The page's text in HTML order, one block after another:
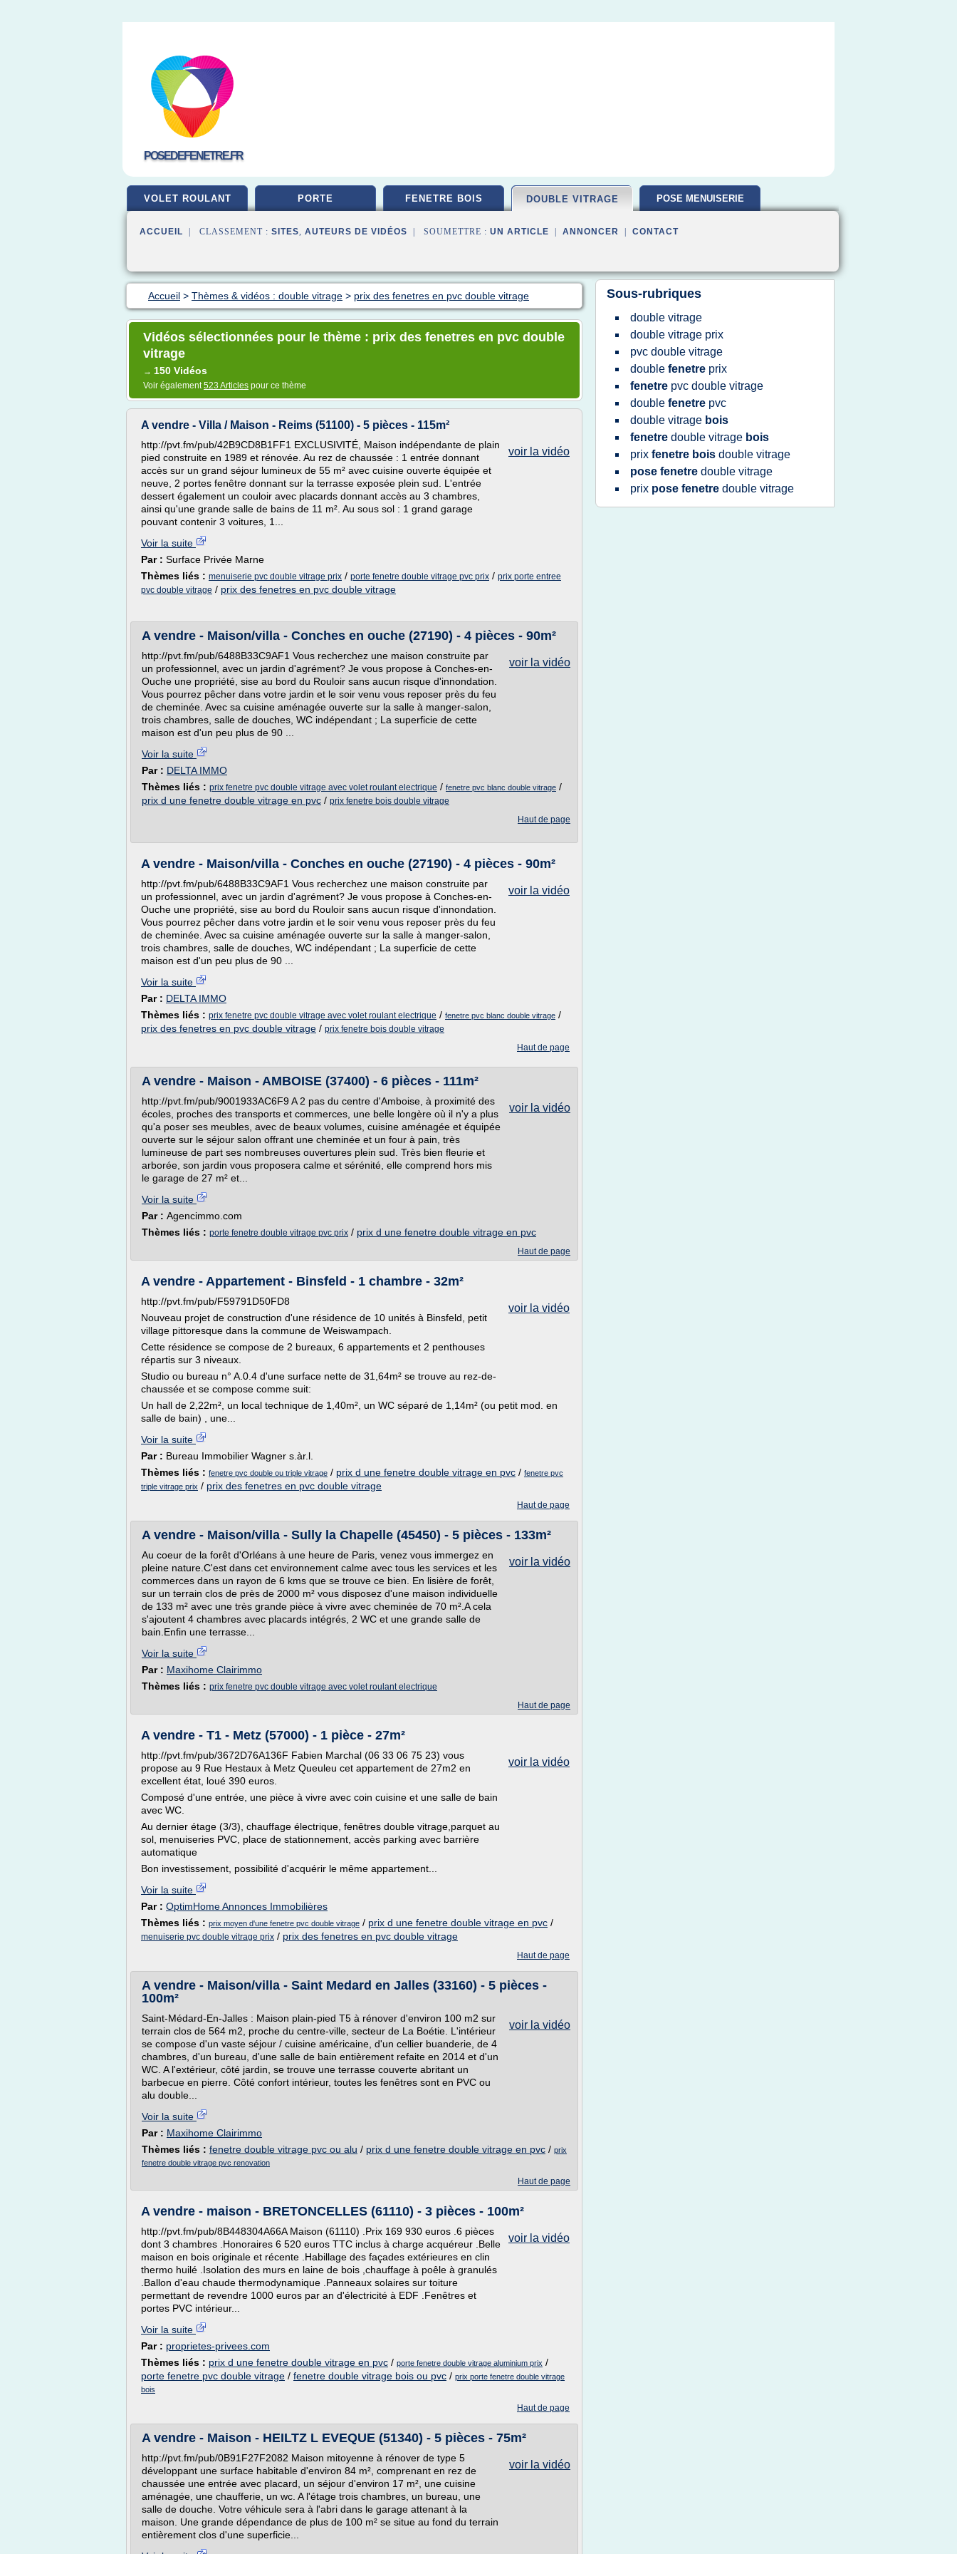
POSEDEFENETRE.FR
VOLET ROULANT PORTE FENETRE BOIS DOUBLE VITRAGE POSE MENUISERIE
ACCUEIL | CLASSEMENT : SITES, AUTEURS DE VIDÉOS | SOUMETTRE : UN ARTICLE ANNONCER CONTACT
Accueil > Thèmes & vidéos : double vitrage > prix des fenetres en pvc double vitrage
Vidéos sélectionnées pour le thème : prix des fenetres en pvc double
vitrage
→ 150 Vidéos
Voir également523 Articles pour ce thème
A vendre - Villa / Maison - Reims (51100) - 5 pièces - 115m²
voir la vidéo
http://pvt.fm/pub/42B9CD8B1FF1 EXCLUSIVITÉ, Maison indépendante de plain
pied construite en 1989 et rénovée. Au rez de chaussée : 1 entrée donnant
accès sur un grand séjour lumineux de 55 m² avec cuisine ouverte équipée et
neuve, 2 portes fenêtre donnant sur la terrasse exposée plein sud. L'entrée
dessert également un couloir avec placards donnant accès au 3 chambres,
ainsi qu'une grande salle de bains de 11 m². Au sous sol : 1 grand garage
pouvant contenir 3 voitures, 1...
Voir la suite
Par : Surface Privée Marne
Thèmes liés : menuiserie pvc double vitrage prix / porte fenetre double vitrage pvc prix / prix porte entree
pvc double vitrage / prix des fenetres en pvc double vitrage
A vendre - Maison/villa - Conches en ouche (27190) - 4 pièces - 90m²
voir la vidéo
http://pvt.fm/pub/6488B33C9AF1 Vous recherchez une maison construite par
un professionnel, avec un jardin d'agrément? Je vous propose à Conches-en-
Ouche une propriété, sise au bord du Rouloir sans aucun risque d'innondation.
Vous pourrez pêcher dans votre jardin et le soir venu vous reposer près du feu
de cheminée. Avec sa cuisine aménagée ouverte sur la salle à manger-salon,
trois chambres, salle de douches, WC indépendant ; La superficie de cette
maison est d'un peu plus de 90 ...
Voir la suite
Par : DELTA IMMO
Thèmes liés : prix fenetre pvc double vitrage avec volet roulant electrique / fenetre pvc blanc double vitrage /
prix d une fenetre double vitrage en pvc / prix fenetre bois double vitrage
Haut de page
A vendre - Maison/villa - Conches en ouche (27190) - 4 pièces - 90m²
voir la vidéo
http://pvt.fm/pub/6488B33C9AF1 Vous recherchez une maison construite par
un professionnel, avec un jardin d'agrément? Je vous propose à Conches-en-
Ouche une propriété, sise au bord du Rouloir sans aucun risque d'innondation.
Vous pourrez pêcher dans votre jardin et le soir venu vous reposer près du feu
de cheminée. Avec sa cuisine aménagée ouverte sur la salle à manger-salon,
trois chambres, salle de douches, WC indépendant ; La superficie de cette
maison est d'un peu plus de 90 ...
Voir la suite
Par : DELTA IMMO
Thèmes liés : prix fenetre pvc double vitrage avec volet roulant electrique / fenetre pvc blanc double vitrage /
prix des fenetres en pvc double vitrage / prix fenetre bois double vitrage
Haut de page
A vendre - Maison - AMBOISE (37400) - 6 pièces - 111m²
voir la vidéo
http://pvt.fm/pub/9001933AC6F9 A 2 pas du centre d'Amboise, à proximité des
écoles, proches des transports et commerces, une belle longère où il n'y a plus
qu'a poser ses meubles, avec de beaux volumes, cuisine aménagée et équipée
ouverte sur le séjour salon offrant une cheminée et un four à pain, très
lumineuse de part ses nombreuses ouvertures plein sud. Très bien fleurie et
arborée, son jardin vous proposera calme et sérénité, elle comprend hors mis
le garage de 27 m² et...
Voir la suite
Par : Agencimmo.com
Thèmes liés : porte fenetre double vitrage pvc prix / prix d une fenetre double vitrage en pvc
Haut de page
A vendre - Appartement - Binsfeld - 1 chambre - 32m²
voir la vidéo
http://pvt.fm/pub/F59791D50FD8
Nouveau projet de construction d'une résidence de 10 unités à Binsfeld, petit
village pittoresque dans la commune de Weiswampach.
Cette résidence se compose de 2 bureaux, 6 appartements et 2 penthouses
répartis sur 3 niveaux.
Studio ou bureau n° A.0.4 d'une surface nette de 31,64m² se trouve au rez-de-
chaussée et se compose comme suit:
Un hall de 2,22m², un local technique de 1,40m², un WC séparé de 1,14m² (ou petit mod. en
salle de bain) , une...
Voir la suite
Par : Bureau Immobilier Wagner s.àr.l.
Thèmes liés : fenetre pvc double ou triple vitrage / prix d une fenetre double vitrage en pvc / fenetre pvc
triple vitrage prix / prix des fenetres en pvc double vitrage
Haut de page
A vendre - Maison/villa - Sully la Chapelle (45450) - 5 pièces - 133m²
voir la vidéo
Au coeur de la forêt d'Orléans à une heure de Paris, venez vous immergez en
pleine nature.C'est dans cet environnement calme avec tous les services et les
commerces dans un rayon de 6 kms que se trouve ce bien. En lisière de forêt,
sur un terrain clos de près de 2000 m² vous disposez d'une maison individuelle
de 133 m² avec une très grande pièce à vivre avec cheminée de 70 m².A cela
s'ajoutent 4 chambres avec placards intégrés, 2 WC et une grande salle de
bain.Enfin une terrasse...
Voir la suite
Par : Maxihome Clairimmo
Thèmes liés : prix fenetre pvc double vitrage avec volet roulant electrique
Haut de page
A vendre - T1 - Metz (57000) - 1 pièce - 27m²
voir la vidéo
http://pvt.fm/pub/3672D76A136F Fabien Marchal (06 33 06 75 23) vous
propose au 9 Rue Hestaux à Metz Queuleu cet appartement de 27m2 en
excellent état, loué 390 euros.
Composé d'une entrée, une pièce à vivre avec coin cuisine et une salle de bain
avec WC.
Au dernier étage (3/3), chauffage électrique, fenêtres double vitrage,parquet au
sol, menuiseries PVC, place de stationnement, accès parking avec barrière
automatique
Bon investissement, possibilité d'acquérir le même appartement...
Voir la suite
Par : OptimHome Annonces Immobilières
Thèmes liés : prix moyen d'une fenetre pvc double vitrage / prix d une fenetre double vitrage en pvc /
menuiserie pvc double vitrage prix / prix des fenetres en pvc double vitrage
Haut de page
A vendre - Maison/villa - Saint Medard en Jalles (33160) - 5 pièces -
100m²
voir la vidéo
Saint-Médard-En-Jalles : Maison plain-pied T5 à rénover d'environ 100 m2 sur
terrain clos de 564 m2, proche du centre-ville, secteur de La Boétie. L'intérieur
se compose d'un vaste séjour / cuisine américaine, d'un cellier buanderie, de 4
chambres, d'un bureau, d'une salle de bain entièrement refaite en 2014 et d'un
WC. A l'extérieur, côté jardin, se trouve une terrasse couverte abritant un
barbecue en pierre. Côté confort intérieur, toutes les fenêtres sont en PVC ou
alu double...
Voir la suite
Par : Maxihome Clairimmo
Thèmes liés : fenetre double vitrage pvc ou alu / prix d une fenetre double vitrage en pvc / prix
fenetre double vitrage pvc renovation
Haut de page
A vendre - maison - BRETONCELLES (61110) - 3 pièces - 100m²
voir la vidéo
http://pvt.fm/pub/8B448304A66A Maison (61110) .Prix 169 930 euros .6 pièces
dont 3 chambres .Honoraires 6 520 euros TTC inclus à charge acquéreur .Belle
maison en bois originale et récente .Habillage des façades extérieures en clin
thermo huilé .Isolation des murs en laine de bois ,chauffage à poêle à granulés
.Ballon d'eau chaude thermodynamique .Panneaux solaires sur toiture
permettant de revendre 1000 euros par an d'électricité à EDF .Fenêtres et
portes PVC intérieur...
Voir la suite
Par : proprietes-privees.com
Thèmes liés : prix d une fenetre double vitrage en pvc / porte fenetre double vitrage aluminium prix /
porte fenetre pvc double vitrage / fenetre double vitrage bois ou pvc / prix porte fenetre double vitrage
bois
Haut de page
A vendre - Maison - HEILTZ L EVEQUE (51340) - 5 pièces - 75m²
voir la vidéo
http://pvt.fm/pub/0B91F27F2082 Maison mitoyenne à rénover de type 5
développant une surface habitable d'environ 84 m², comprenant en rez de
chaussée une entrée avec placard, un séjour d'environ 17 m², une cuisine
aménagée, une chaufferie, un wc. A l'étage trois chambres, un bureau, une
salle de douche. Votre véhicule sera à l'abri dans le garage attenant à la
maison. Une grande dépendance de plus de 100 m² se situe au fond du terrain
entièrement clos d'une superficie...
Sous-rubriques
double vitrage
double vitrage prix
pvc double vitrage
double fenetre prix
fenetre pvc double vitrage
double fenetre pvc
double vitrage bois
fenetre double vitrage bois
prix fenetre bois double vitrage
pose fenetre double vitrage
prix pose fenetre double vitrage